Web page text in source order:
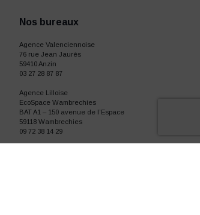
Nos bureaux
Agence Valenciennoise
76 rue Jean Jaurès
59410 Anzin
03 27 28 87 87
Agence Lilloise
EcoSpace Wambrechies
BAT A1 – 150 avenue de l’Espace
59118 Wambrechies
09 72 38 14 29